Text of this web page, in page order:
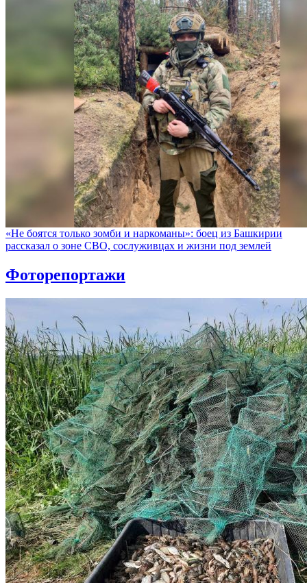
«Не боятся только зомби и наркоманы»: боец из Башкирии
рассказал о зоне СВО, сослуживцах и жизни под землей
Фоторепортажи